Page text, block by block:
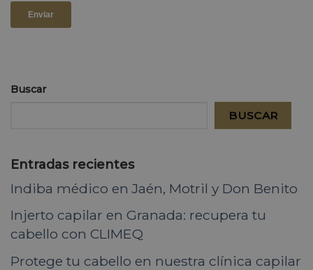
Buscar
BUSCAR
Entradas recientes
Indiba médico en Jaén, Motril y Don Benito
Injerto capilar en Granada: recupera tu
cabello con CLIMEQ
Protege tu cabello en nuestra clínica capilar